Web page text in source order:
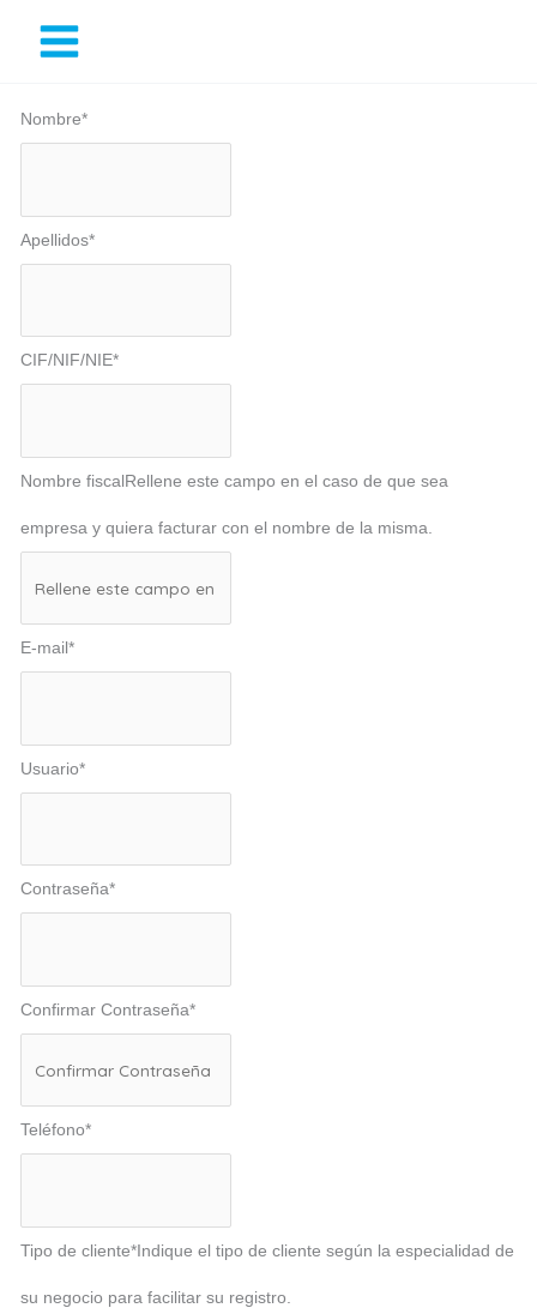
contenido
Nombre*
Apellidos*
CIF/NIF/NIE*
Nombre fiscalRellene este campo en el caso de que sea
empresa y quiera facturar con el nombre de la misma.
E-mail*
Usuario*
Contraseña*
Confirmar Contraseña*
Teléfono*
Tipo de cliente*Indique el tipo de cliente según la especialidad de
su negocio para facilitar su registro.